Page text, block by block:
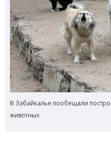
В Забайкалье пообещали
животных